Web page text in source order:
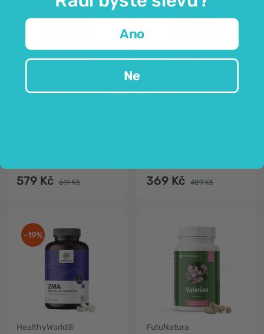
Ašvaganda 1200 mg
579 Kč 619 Kč
Magnézium chelát
369 Kč 409 Kč
-19%
HealthyWorld® FutuNatura
Ano
Ne